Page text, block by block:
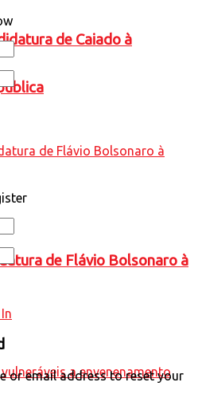
de Caiado à
de Flávio Bolsonaro à
or email address to reset your